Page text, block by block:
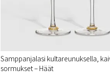
Samppanjalasi kultareunuksella,
sormukset – Häät